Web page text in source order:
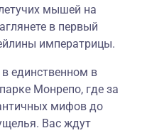
мышей на
в первый
императрицы.
единственном в
Монрепо, где за
мифов до
Вас ждут